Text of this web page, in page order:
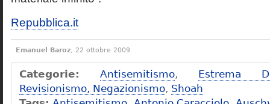
Repubblica.it
Emanuel Baroz, 22 ottobre 2009
Categorie: Antisemitismo, Estrema
Revisionismo, Negazionismo, Shoah